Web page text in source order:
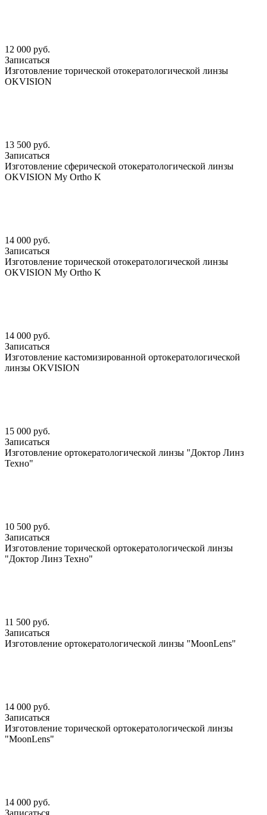
12 000 руб.
Записаться
Изготовление торической отокератологической линзы
OKVISION
13 500 руб.
Записаться
Изготовление сферической отокератологической линзы
OKVISION My Ortho K
14 000 руб.
Записаться
Изготовление торической отокератологической линзы
OKVISION My Ortho K
14 000 руб.
Записаться
Изготовление кастомизированной ортокератологической
линзы OKVISION
15 000 руб.
Записаться
Изготовление ортокератологической линзы "Доктор Линз
Техно"
10 500 руб.
Записаться
Изготовление торической ортокератологической линзы
"Доктор Линз Техно"
11 500 руб.
Записаться
Изготовление ортокератологической линзы "MoonLens"
14 000 руб.
Записаться
Изготовление торической ортокератологической линзы
"MoonLens"
14 000 руб.
Записаться